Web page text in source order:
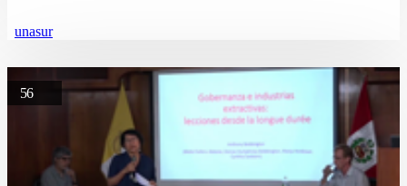
unasur
56